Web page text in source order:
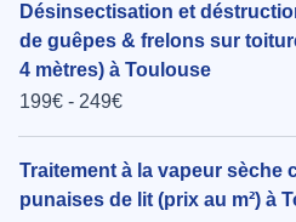
Désinsectisation et
de guêpes & frelons sur
4 mètres) à Toulouse
199€ - 249€
Traitement à la vapeur sèche
punaises de lit (prix au m²) à